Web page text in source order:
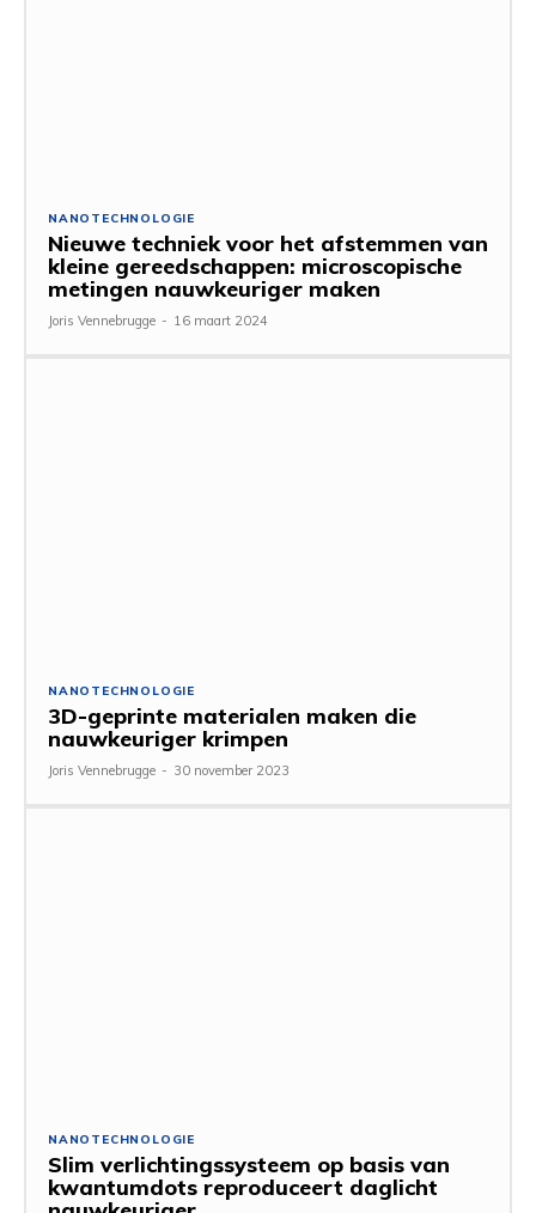
NANOTECHNOLOGIE
Nieuwe techniek voor het afstemmen van
kleine gereedschappen: microscopische
metingen nauwkeuriger maken
Joris Vennebrugge - 16 maart 2024
NANOTECHNOLOGIE
3D-geprinte materialen maken die
nauwkeuriger krimpen
Joris Vennebrugge - 30 november 2023
NANOTECHNOLOGIE
Slim verlichtingssysteem op basis van
kwantumdots reproduceert daglicht